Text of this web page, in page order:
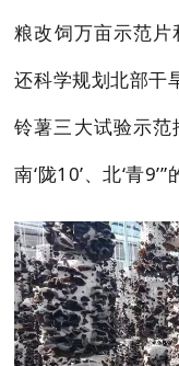
粮改饲万亩示范片
还科学规划北部干
铃薯三大试验示范
南‘陇10’、北‘青